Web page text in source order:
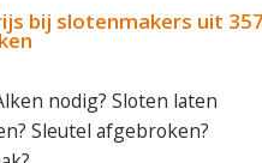
bij slotenmakers uit
nodig? Sloten laten
Sleutel afgebroken?